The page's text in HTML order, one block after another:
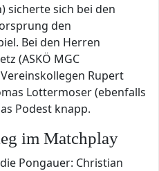
sicherte sich bei den
den
Bei den Herren
(ASKÖ MGC
Rupert
Lottermoser (ebenfalls
Podest knapp.
im Matchplay
Pongauer: Christian